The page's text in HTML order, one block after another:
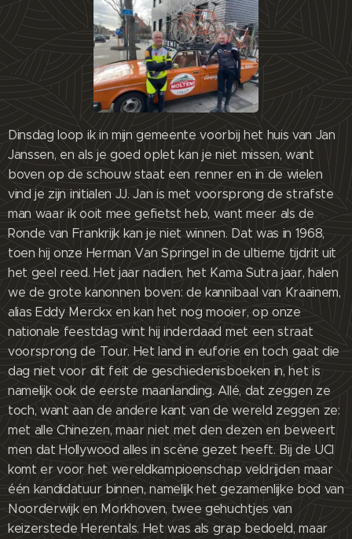
Dinsdag loop ik in mijn gemeente voorbij het huis van Jan
Janssen, en als je goed oplet kan je niet missen, want
boven op de schouw staat een renner en in de wielen
vind je zijn initialen JJ. Jan is met voorsprong de strafste
man waar ik ooit mee gefietst heb, want meer als de
Ronde van Frankrijk kan je niet winnen. Dat was in 1968,
toen hij onze Herman Van Springel in de ultieme tijdrit uit
het geel reed. Het jaar nadien, het Kama Sutra jaar, halen
we de grote kanonnen boven: de kannibaal van Kraainem,
alias Eddy Merckx en kan het nog mooier, op onze
nationale feestdag wint hij inderdaad met een straat
voorsprong de Tour. Het land in euforie en toch gaat die
dag niet voor dit feit de geschiedenisboeken in, het is
namelijk ook de eerste maanlanding. Allé, dat zeggen ze
toch, want aan de andere kant van de wereld zeggen ze:
met alle Chinezen, maar niet met den dezen en beweert
men dat Hollywood alles in scène gezet heeft. Bij de UCI
komt er voor het wereldkampioenschap veldrijden maar
één kandidatuur binnen, namelijk het gezamenlijke bod van
Noorderwijk en Morkhoven, twee gehuchtjes van
keizerstede Herentals. Het was als grap bedoeld, maar